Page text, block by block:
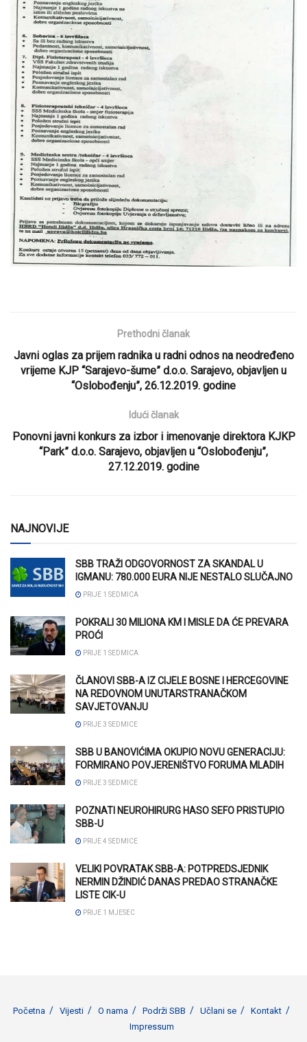
Prethodni članak
Javni oglas za prijem radnika u radni odnos na neodređeno
vrijeme KJP “Sarajevo-šume” d.o.o. Sarajevo, objavljen u
“Oslobođenju”, 26.12.2019. godine
Idući članak
Ponovni javni konkurs za izbor i imenovanje direktora KJKP
“Park” d.o.o. Sarajevo, objavljen u “Oslobođenju”,
27.12.2019. godine
NAJNOVIJE
SBB TRAŽI ODGOVORNOST ZA SKANDAL U
IGMANU: 780.000 EURA NIJE NESTALO SLUČAJNO
PRIJE 1 SEDMICA
POKRALI 30 MILIONA KM I MISLE DA ĆE PREVARA
PROĆI
PRIJE 1 SEDMICA
ČLANOVI SBB-A IZ CIJELE BOSNE I HERCEGOVINE
NA REDOVNOM UNUTARSTRANAČKOM
SAVJETOVANJU
PRIJE 3 SEDMICE
SBB U BANOVIĆIMA OKUPIO NOVU GENERACIJU:
FORMIRANO POVJERENIŠTVO FORUMA MLADIH
PRIJE 3 SEDMICE
POZNATI NEUROHIRURG HASO SEFO PRISTUPIO
SBB-U
PRIJE 4 SEDMICE
VELIKI POVRATAK SBB-A: POTPREDSJEDNIK
NERMIN DŽINDIĆ DANAS PREDAO STRANAČKE
LISTE CIK-U
PRIJE 1 MJESEC
Početna Vijesti O nama Podrži SBB Učlani se
Kontakt
Impressum